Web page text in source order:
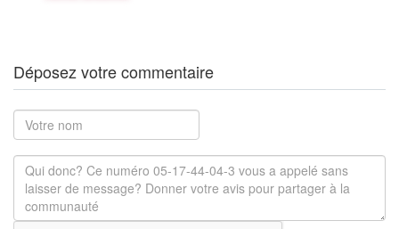
Déposez votre commentaire